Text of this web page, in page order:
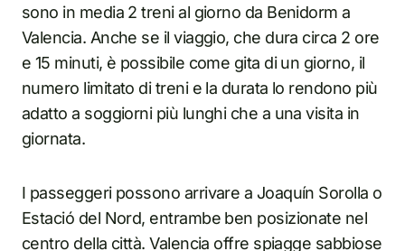
sono in media 2 treni al giorno da Benidorm a
Valencia. Anche se il viaggio, che dura circa 2 ore
e 15 minuti, è possibile come gita di un giorno, il
numero limitato di treni e la durata lo rendono più
adatto a soggiorni più lunghi che a una visita in
giornata.
I passeggeri possono arrivare a Joaquín Sorolla o
Estació del Nord, entrambe ben posizionate nel
centro della città. Valencia offre spiagge sabbiose